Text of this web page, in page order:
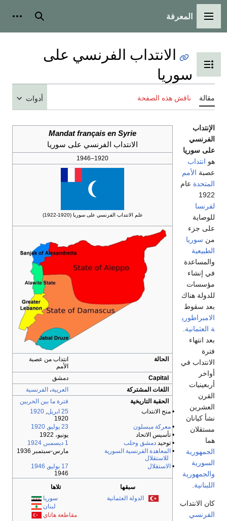
القائمة الرئيسية
المعرفة بحث
تبديل عرض جدول المحتويات
الانتداب الفرنسي على
سوريا
مقالة ناقش هذه الصفحة أدوات
Mandat français en Syrie
الانتداب الفرنسي على سوريا
1920–1946
علم الانتداب الفرنسي على سوريا (1920-1922)
الحالة
انتداب من عصبة
الأمم
Capital
دمشق
اللغات المشتركة
العربية، الفرنسية
الحقبة التاريخية
فترة ما بين الحربين
• منح الانتداب
25 ابريل ,
1920
1920
•معركة ميسلون 23 يوليو ,
1920
• تأسيس الاتحاد
يونيو، 1922
• توحيددمشق وحلب 1 ديسمبر ,
1924
• المعاهدة الفرنسية السورية
للاستقلال
مارس-سبتمبر 1936
• الاستقلال 17 يوليو ,
1946
1946
سبقها
تلاها
الدولة العثمانية
سوريا
لبنان
مقاطعة هاتاي
الإنتداب
الفرنسي
على سوريا
هو انتداب
عصبة الأمم
المتحدة عام
1922
لفرنسا
للوصاية
على جزء
من سوريا
الطبيعية
والمساعدة
في إنشاء
مؤسسات
للدولة هناك
بعد سقوط
الامبراطوري
ة العثمانية
بعد انتهاء
فترة
الانتداب في
أواخر
أربعينيات
القرن
العشرين
نشأ كيانان
مستقلان
هما
الجمهورية
السورية
والجمهورية
اللبنانية
كان الانتداب
الفرنسي